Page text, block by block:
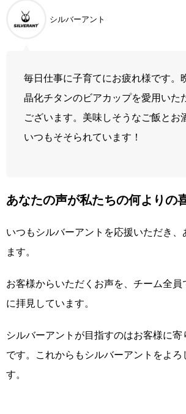
シルバーアント
毎日仕事に子育てにお疲れ様です。
晶化チタンのビアカップを愛用いた
ございます。美味しそうなご飯とお
いつもそそられています！
あなたの声が私たちの何よりの
いつもシルバーアントを応援いただき、
ます。
お客様からいただくお声を、チーム全員
に拝見しています。
シルバーアントが目指すのはお客様に寄
です。これからもシルバーアントをよろ
す。